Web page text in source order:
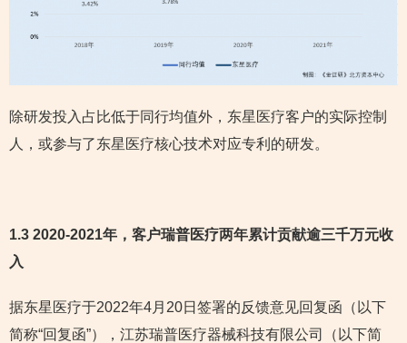
除研发投入占比低于同行均值外，东星医疗客户的实际控制
人，或参与了东星医疗核心技术对应专利的研发。
1.3 2020-2021年，客户瑞普医疗两年累计贡献逾三千万元收
入
据东星医疗于2022年4月20日签署的反馈意见回复函（以下
简称“回复函”），江苏瑞普医疗器械科技有限公司（以下简